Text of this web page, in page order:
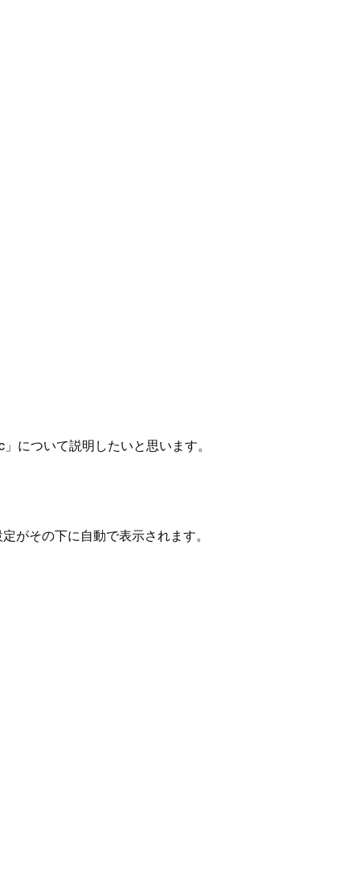
について説明したいと思います。
がその下に自動で表示されます。